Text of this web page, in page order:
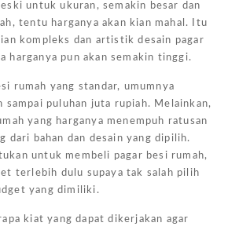
untuk ukuran, semakin besar dan
tentu harganya akan kian mahal. Itu
kompleks dan artistik desain pagar
harganya pun akan semakin tinggi.
rumah yang standar, umumnya
sampai puluhan juta rupiah. Melainkan,
yang harganya menempuh ratusan
dari bahan dan desain yang dipilih.
untuk membeli pagar besi rumah,
terlebih dulu supaya tak salah pilih
yang dimiliki.
kiat yang dapat dikerjakan agar